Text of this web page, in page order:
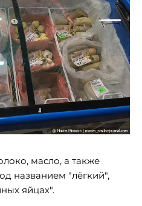
масло, а также
названием "лёгкий",
яйцах".